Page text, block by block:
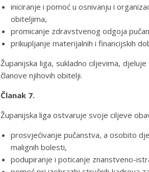
iniciranje i pomoć u osnivanju i
obiteljima,
promicanje zdravstvenog odgoja
prikupljanje materijalnih i financijskih
Županijska liga, sukladno ciljevima,
članove njihovih obitelji.
Članak 7.
Županijska liga ostvaruje svoje ciljeve
prosvjećivanje pučanstva, a osobito
malignih bolesti,
podupiranje i poticanje znanstveno-